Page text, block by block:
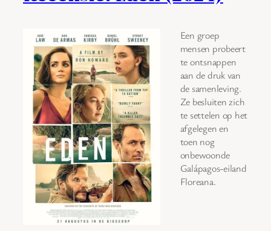
Een groep
mensen probeert
te ontsnappen
aan de druk van
de samenleving.
Ze besluiten zich
te settelen op het
afgelegen en
toen nog
onbewoonde
Galápagos-eiland
Floreana.